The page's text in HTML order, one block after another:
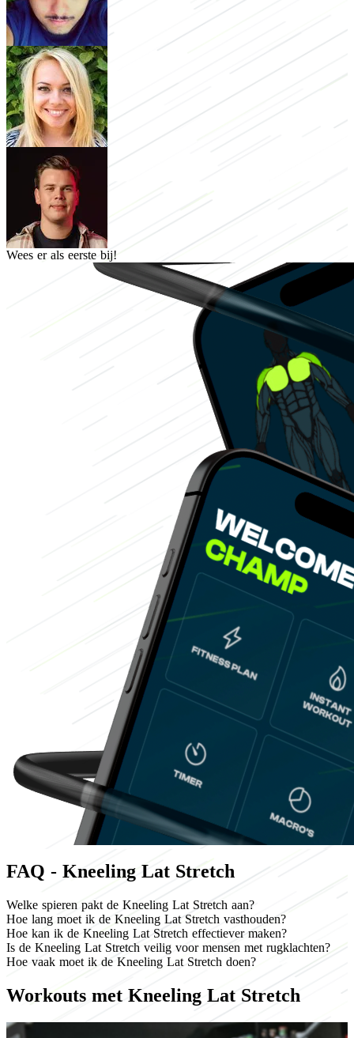
Wees er als eerste bij!
FAQ - Kneeling Lat Stretch
Welke spieren pakt de Kneeling Lat Stretch aan?
Hoe lang moet ik de Kneeling Lat Stretch vasthouden?
Hoe kan ik de Kneeling Lat Stretch effectiever maken?
Is de Kneeling Lat Stretch veilig voor mensen met rugklachten?
Hoe vaak moet ik de Kneeling Lat Stretch doen?
Workouts met Kneeling Lat Stretch